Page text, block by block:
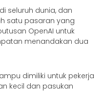
seluruh dunia, dan
satu pasaran yang
OpenAI untuk
menandakan dua
dimiliki untuk pekerja
kecil dan pasukan